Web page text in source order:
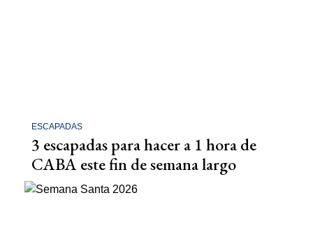
ESCAPADAS
3 escapadas para hacer a 1 hora de
CABA este fin de semana largo